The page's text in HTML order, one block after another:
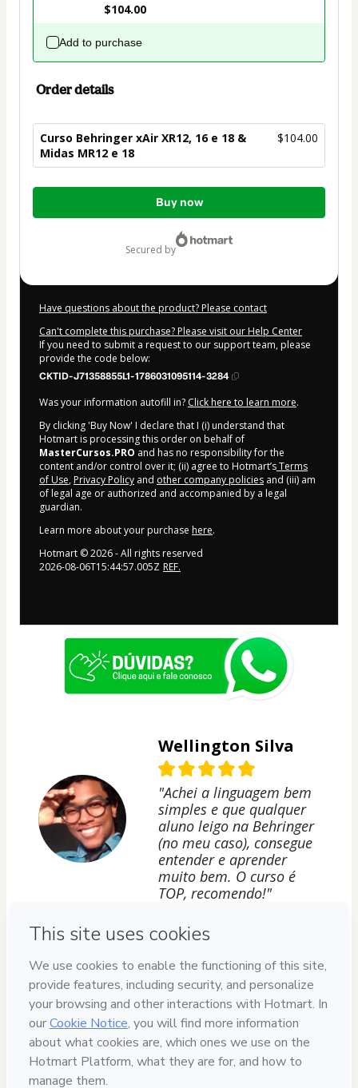
$104.00
Add to purchase
Order details
Curso Behringer xAir XR12, 16 e 18 &
Midas MR12 e 18
$104.00
Total
Buy now
secured by
Have questions about the product? Please contact
Can't complete this purchase? Please visit our Help Center
If you need to submit a request to our support team, please
provide the code below:
CKTID-J71358855L1-1786031095114-3284
Was your information autofill in? Click here to learn more.
By clicking 'Buy Now' I declare that I (i) understand that
Hotmart is processing this order on behalf of
MasterCursos.PRO and has no responsibility for the
content and/or control over it; (ii) agree to Hotmart’sTerms
of Use, Privacy Policy and other company policies and (iii) am
of legal age or authorized and accompanied by a legal
guardian.
Learn more about your purchase here.
Hotmart ©2026- All rights reserved
2026-08-06T15:44:57.005Z REF.
Wellington Silva
"Achei a linguagem bem
simples e que qualquer
aluno leigo na Behringer
(no meu caso), consegue
entender e aprender
muito bem. O curso é
TOP, recomendo!"
Your information is 100% secure
Safe purchase
Secure and authenticated environment